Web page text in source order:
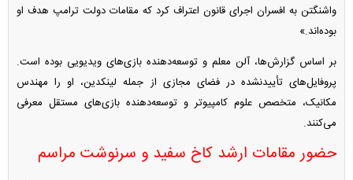
واشنگتن به افسران اجرای قانون اعتراف کرد که مقامات دولت ترامپ هدف او
بوده‌اند.»
بر اساس گزارش‌ها، آلن معلم و توسعه‌دهنده بازی‌های ویدیویی بوده است.
پروفایل‌های تأییدنشده در فضای مجازی از جمله لینکدین، او را مهندس
مکانیک، متخصص علوم کامپیوتر و توسعه‌دهنده بازی‌های مستقل معرفی
می‌کنند.
حضور مقامات ارشد کاخ سفید و سرنوشت مراسم